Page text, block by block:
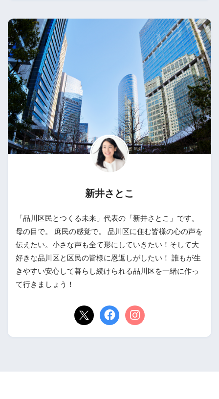
新井さとこ
「品川区民とつくる未来」代表の「新井さとこ」です。
母の目で。 庶民の感覚で。 品川区に住む皆様の心の声を
伝えたい。小さな声も全て形にしていきたい！そして大
好きな品川区と区民の皆様に恩返しがしたい！ 誰もが生
きやすい安心して暮らし続けられる品川区を一緒に作っ
て行きましょう！